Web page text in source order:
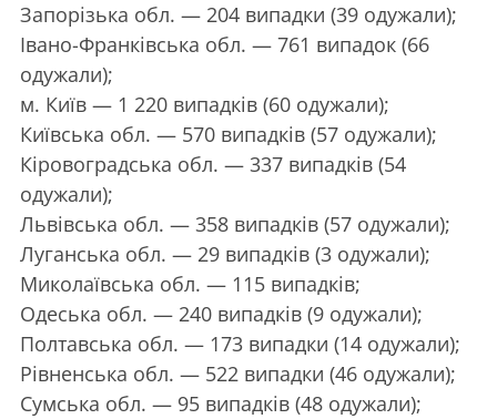
Запорізька обл. — 204 випадки (39 одужали);
Івано-Франківська обл. — 761 випадок (66
одужали);
м. Київ — 1 220 випадків (60 одужали);
Київська обл. — 570 випадків (57 одужали);
Кіровоградська обл. — 337 випадків (54
одужали);
Львівська обл. — 358 випадків (57 одужали);
Луганська обл. — 29 випадків (3 одужали);
Миколаївська обл. — 115 випадків;
Одеська обл. — 240 випадків (9 одужали);
Полтавська обл. — 173 випадки (14 одужали);
Рівненська обл. — 522 випадки (46 одужали);
Сумська обл. — 95 випадків (48 одужали);